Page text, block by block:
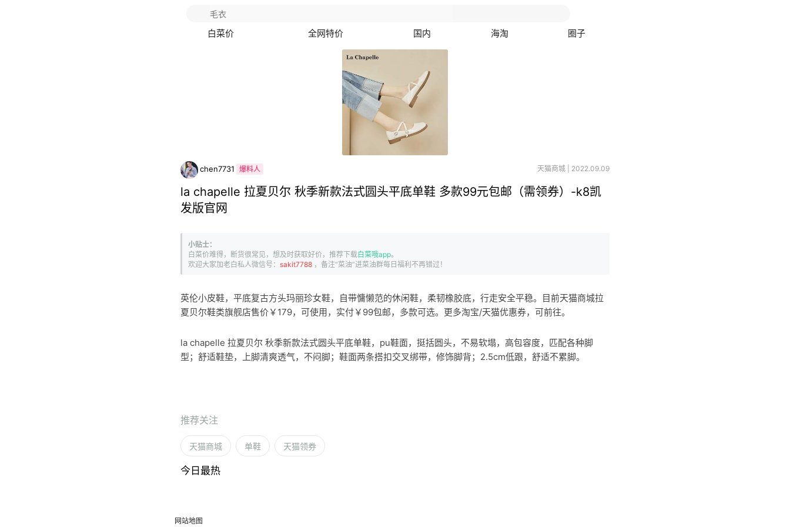
白菜价 全网特价 国内 海淘 圈子
chen7731 爆料人 天猫商城 | 2022.09.09
la chapelle 拉夏贝尔 秋季新款法式圆头平底单鞋 多款99元包邮（需领券）-k8凯
发版官网
小贴士：
白菜价难得，断货很常见，想及时获取好价，推荐下载白菜哦app。
欢迎大家加老白私人微信号： sakit7788 ，备注“菜油”进菜油群每日福利不再错过！
英伦小皮鞋，平底复古方头玛丽珍女鞋，自带慵懒范的休闲鞋，柔韧橡胶底，行走安全平稳。目前天猫商城拉
夏贝尔鞋类旗舰店售价￥179，可使用，实付￥99包邮，多款可选。更多淘宝/天猫优惠券，可前往。
la chapelle 拉夏贝尔 秋季新款法式圆头平底单鞋，pu鞋面，挺括圆头，不易软塌，高包容度，匹配各种脚
型；舒适鞋垫，上脚清爽透气，不闷脚；鞋面两条搭扣交叉绑带，修饰脚背；2.5cm低跟，舒适不累脚。
推荐关注
天猫商城 单鞋 天猫领券
今日最热
网站地图